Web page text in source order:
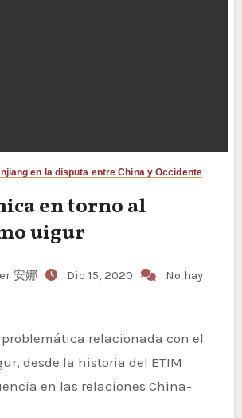
en la disputa entre China y Occidente
en torno al
uigur
安娜 Dic 15, 2020
No hay
desde la historia del ETIM
en las relaciones China-